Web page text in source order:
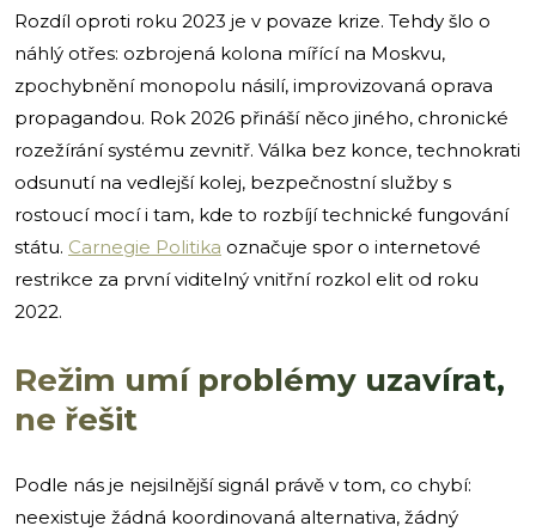
Rozdíl oproti roku 2023 je v povaze krize. Tehdy šlo o
náhlý otřes: ozbrojená kolona mířící na Moskvu,
zpochybnění monopolu násilí, improvizovaná oprava
propagandou. Rok 2026 přináší něco jiného, chronické
rozežírání systému zevnitř. Válka bez konce, technokrati
odsunutí na vedlejší kolej, bezpečnostní služby s
rostoucí mocí i tam, kde to rozbíjí technické fungování
státu. Carnegie Politika označuje spor o internetové
restrikce za první viditelný vnitřní rozkol elit od roku
2022.
Režim umí problémy uzavírat,
ne řešit
Podle nás je nejsilnější signál právě v tom, co chybí:
neexistuje žádná koordinovaná alternativa, žádný